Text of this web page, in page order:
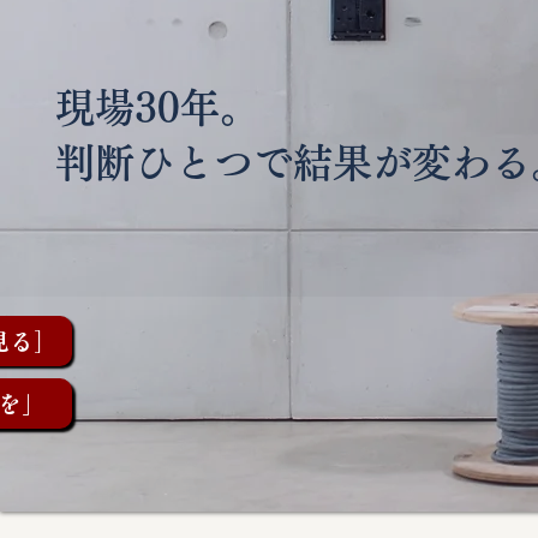
現場30年。
判断ひとつで結果が変わ
］
」